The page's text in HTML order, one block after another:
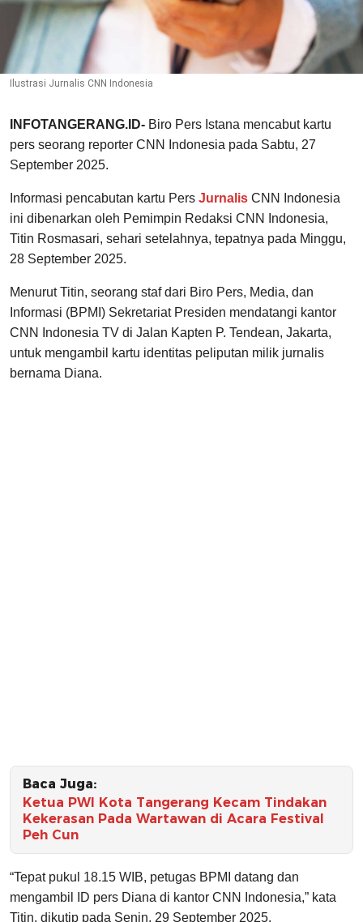
Ilustrasi Jurnalis CNN Indonesia
INFOTANGERANG.ID- Biro Pers Istana mencabut kartu
pers seorang reporter CNN Indonesia pada Sabtu, 27
September 2025.
Informasi pencabutan kartu Pers Jurnalis CNN Indonesia
ini dibenarkan oleh Pemimpin Redaksi CNN Indonesia,
Titin Rosmasari, sehari setelahnya, tepatnya pada Minggu,
28 September 2025.
Menurut Titin, seorang staf dari Biro Pers, Media, dan
Informasi (BPMI) Sekretariat Presiden mendatangi kantor
CNN Indonesia TV di Jalan Kapten P. Tendean, Jakarta,
untuk mengambil kartu identitas peliputan milik jurnalis
bernama Diana.
Baca Juga:
Ketua PWI Kota Tangerang Kecam Tindakan
Kekerasan Pada Wartawan di Acara Festival
Peh Cun
“Tepat pukul 18.15 WIB, petugas BPMI datang dan
mengambil ID pers Diana di kantor CNN Indonesia,” kata
Titin, dikutip pada Senin, 29 September 2025.